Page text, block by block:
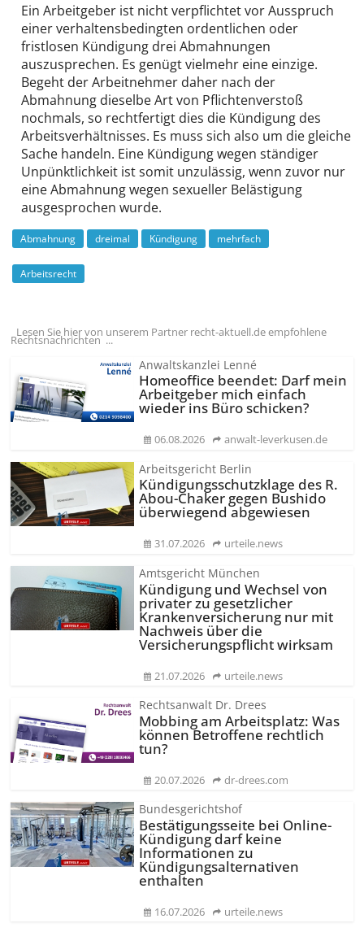
Ein Arbeitgeber ist nicht verpflichtet vor Ausspruch
einer verhaltensbedingten ordentlichen oder
fristlosen Kündigung drei Abmahnungen
auszusprechen. Es genügt vielmehr eine einzige.
Begeht der Arbeitnehmer daher nach der
Abmahnung dieselbe Art von Pflichtenverstoß
nochmals, so rechtfertigt dies die Kündigung des
Arbeitsverhältnisses. Es muss sich also um die gleiche
Sache handeln. Eine Kündigung wegen ständiger
Unpünktlichkeit ist somit unzulässig, wenn zuvor nur
eine Abmahnung wegen sexueller Belästigung
ausgesprochen wurde.
Abmahnung dreimal Kündigung mehrfach
Arbeitsrecht
Lesen Sie hier von unserem Partner recht-aktuell.de empfohlene
Rechtsnachrichten ...
Anwaltskanzlei Lenné
Homeoffice beendet: Darf mein
Arbeitgeber mich einfach
wieder ins Büro schicken?
06.08.2026 anwalt-leverkusen.de
Arbeitsgericht Berlin
Kündigungs­schutzklage des R.
Abou-Chaker gegen Bushido
überwiegend abgewiesen
31.07.2026 urteile.news
Amtsgericht München
Kündigung und Wechsel von
privater zu gesetzlicher
Krankenversicherung nur mit
Nachweis über die
Versicherungs­pflicht wirksam
21.07.2026 urteile.news
Rechtsanwalt Dr. Drees
Mobbing am Arbeitsplatz: Was
können Betroffene rechtlich
tun?
20.07.2026 dr-drees.com
Bundesgerichtshof
Bestätigungsseite bei Online-
Kündigung darf keine
Informationen zu
Kündigungsal­ternativen
enthalten
16.07.2026 urteile.news